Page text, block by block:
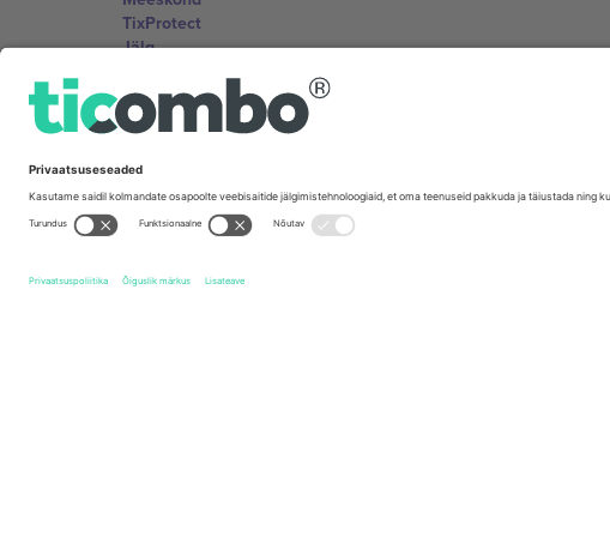
TixProtect
Jälg
Partnerlusprogramm
Kontorid ja tugi